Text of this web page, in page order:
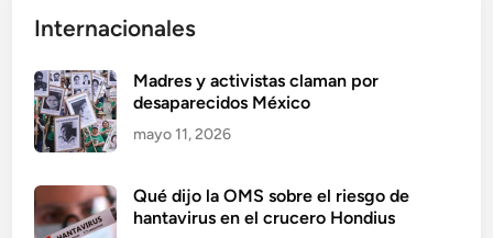
Internacionales
Madres y activistas claman por
desaparecidos México
mayo 11, 2026
Qué dijo la OMS sobre el riesgo de
hantavirus en el crucero Hondius